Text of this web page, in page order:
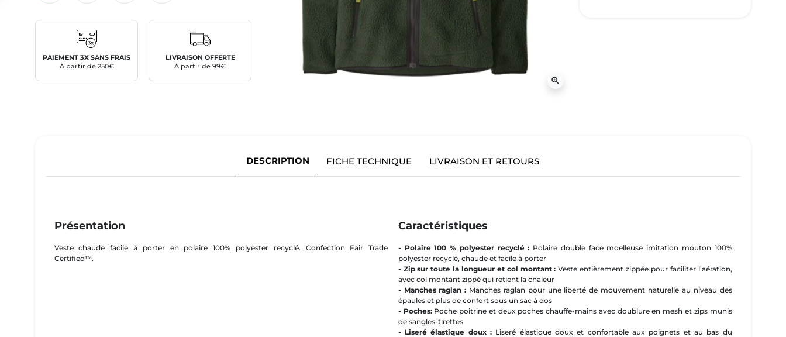
zoom_in
PAIEMENT 3X SANS FRAIS
À partir de 250€
LIVRAISON OFFERTE
À partir de 99€
DESCRIPTION FICHE TECHNIQUE LIVRAISON ET RETOURS
Présentation
Veste chaude facile à porter en polaire 100% polyester recyclé. Confection Fair Trade
Certified™.
Caractéristiques
- Polaire 100 % polyester recyclé : Polaire double face moelleuse imitation mouton 100%
polyester recyclé, chaude et facile à porter
- Zip sur toute la longueur et col montant :Veste entièrement zippée pour faciliter l’aération,
avec col montant zippé qui retient la chaleur
- Manches raglan : Manches raglan pour une liberté de mouvement naturelle au niveau des
épaules et plus de confort sous un sac à dos
- Poches: Poche poitrine et deux poches chauffe-mains avec doublure en mesh et zips munis
de sangles-tirettes
- Liseré élastique doux : Liseré élastique doux et confortable aux poignets et au bas du